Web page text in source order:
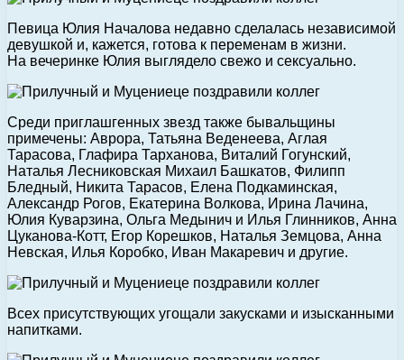
Певица Юлия Началова недавно сделалась независимой
девушкой и, кажется, готова к переменам в жизни.
На вечеринке Юлия выглядело свежо и сексуально.
Среди приглашгенных звезд также бывальщины
примечены: Аврора, Татьяна Веденеева, Аглая
Тарасова, Глафира Тарханова, Виталий Гогунский,
Наталья Лесниковская Михаил Башкатов, Филипп
Бледный, Никита Тарасов, Елена Подкаминская,
Александр Рогов, Екатерина Волкова, Ирина Лачина,
Юлия Куварзина, Ольга Медынич и Илья Глинников, Анна
Цуканова-Котт, Егор Корешков, Наталья Земцова, Анна
Невская, Илья Коробко, Иван Макаревич и другие.
Всех присутствующих угощали закусками и изысканными
напитками.